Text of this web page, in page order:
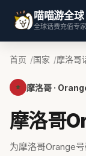
喵喵游全球
全球话费充值专家
首页 国家 摩洛哥
摩洛哥 ·
摩洛哥
为摩洛哥Orange